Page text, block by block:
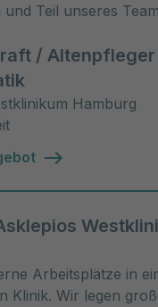
Teil unseres
/
Hamburg
Arbeitsplätze in
Klinik. Wir legen